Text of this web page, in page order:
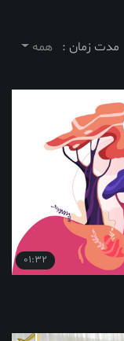
مدت زمان : همه
01:32